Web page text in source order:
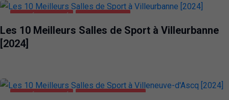
SANTÉ ET BEAUTÉ VILLEURBANNE
Les 10 Meilleurs Salles de Sport à Villeurbanne
[2024]
SANTÉ ET BEAUTÉ VILLENEUVE-D'ASCQ